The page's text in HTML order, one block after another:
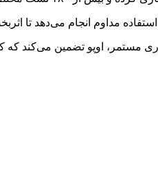
اوپو تضمین می‌کند که